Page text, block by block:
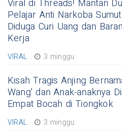
Viral di Threads! Mantan
Pelajar Anti Narkoba
Diduga Curi Uang dan
Kerja
VIRAL 3 minggu
Kisah Tragis Anjing
Wang' dan Anak-anaknya
Empat Bocah di Tiongkok
VIRAL 3 minggu